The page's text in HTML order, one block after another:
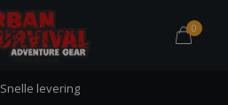
0
Snelle levering